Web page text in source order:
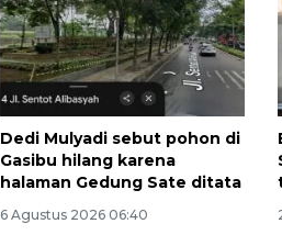
Dedi Mulyadi sebut pohon di
Gasibu hilang karena
halaman Gedung Sate ditata
6 Agustus 2026 06:40